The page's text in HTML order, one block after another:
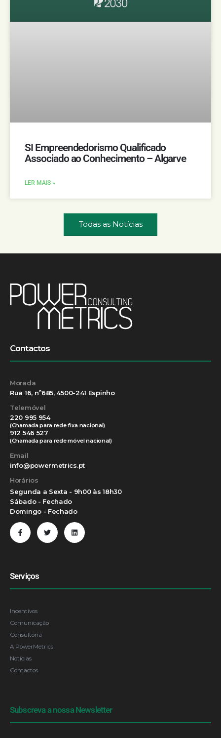
SI Empreendedorismo Qualificado
Associado ao Conhecimento – Algarve
LER MAIS »
Todas as Notícias
Contactos
Morada
Rua 16, nº685, 4500-241 Espinho
Telemóvel
220 995 954
(Chamada para rede fixa nacional)
912 546 527
(Chamada para rede móvel nacional)
Email
info@powermetrics.pt
Horários
Segunda a Sexta - 9h00 às 18h30
Sábado - Fechado
Domingo - Fechado
Serviços
Incentivos
Comunicação
Consultoria
A PowerMetrics
Notícias
Contactos
Subscreva a nossa Newsletter